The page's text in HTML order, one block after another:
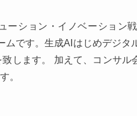
ーション・イノベーション
です。生成AIはじめデジタ
します。 加えて、コンサル
。